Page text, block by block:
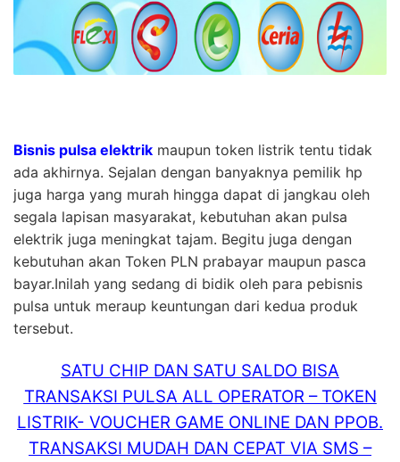
Bisnis pulsa elektrik maupun token listrik tentu tidak
ada akhirnya. Sejalan dengan banyaknya pemilik hp
juga harga yang murah hingga dapat di jangkau oleh
segala lapisan masyarakat, kebutuhan akan pulsa
elektrik juga meningkat tajam. Begitu juga dengan
kebutuhan akan Token PLN prabayar maupun pasca
bayar.Inilah yang sedang di bidik oleh para pebisnis
pulsa untuk meraup keuntungan dari kedua produk
tersebut.
SATU CHIP DAN SATU SALDO BISA
TRANSAKSI PULSA ALL OPERATOR – TOKEN
LISTRIK- VOUCHER GAME ONLINE DAN PPOB.
TRANSAKSI MUDAH DAN CEPAT VIA SMS –